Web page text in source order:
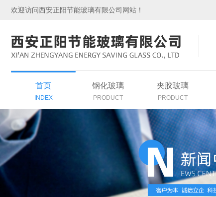
欢迎访问西安正阳节能玻璃有限公司网站！
首页
INDEX
钢化玻璃
PRODUCT
夹胶玻璃
PRODUCT